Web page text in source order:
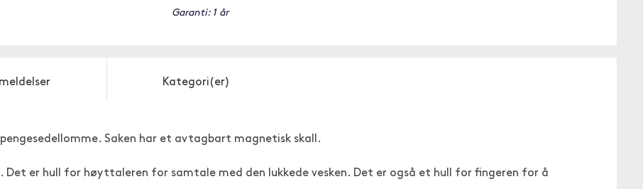
Garanti: 1 år
Kategori(er)
Saken har et avtagbart magnetisk skall.
Det er hull for høyttaleren for samtale med den lukkede vesken. Det er også et hull for fingeren for å